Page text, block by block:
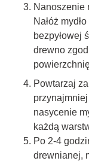
Nanoszenie
Nałóż
bezpyłowej
drewno
Powtarzaj
nasycenie
każdą
Po 2-4
drewnianej,